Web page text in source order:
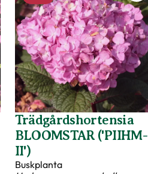
Trädgårdshortensia
BLOOMSTAR ('PIIHM-
II')
Buskplanta